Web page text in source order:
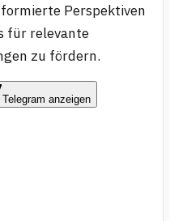
Perspektiven
für relevante
zu fördern.
Telegram anzeigen